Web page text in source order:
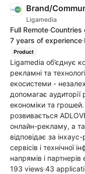
Brand/
Ligamedia
Full Remote·Countries
7 years of experience·
Product
Ligamedia об’єднує
рекламні та
екосистеми -
допомагає аудиторії
економіки та
розвивається
онлайн-рекламу, а
відповідає за
сервісів і технічної
напрямів і
193 views·43